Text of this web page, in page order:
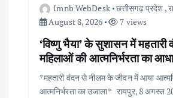
Imnb WebDesk छत्तीसगढ़ प्रदेश ,
August 8, 2026
7 views
‘विष्णु भैया’ के सुशासन में महतारी
महिलाओं की आत्मनिर्भरता का
*महतारी वंदन से नीलम के जीवन में आया
आत्मनिर्भरता का उजाला* रायपुर, 8 अगस्त